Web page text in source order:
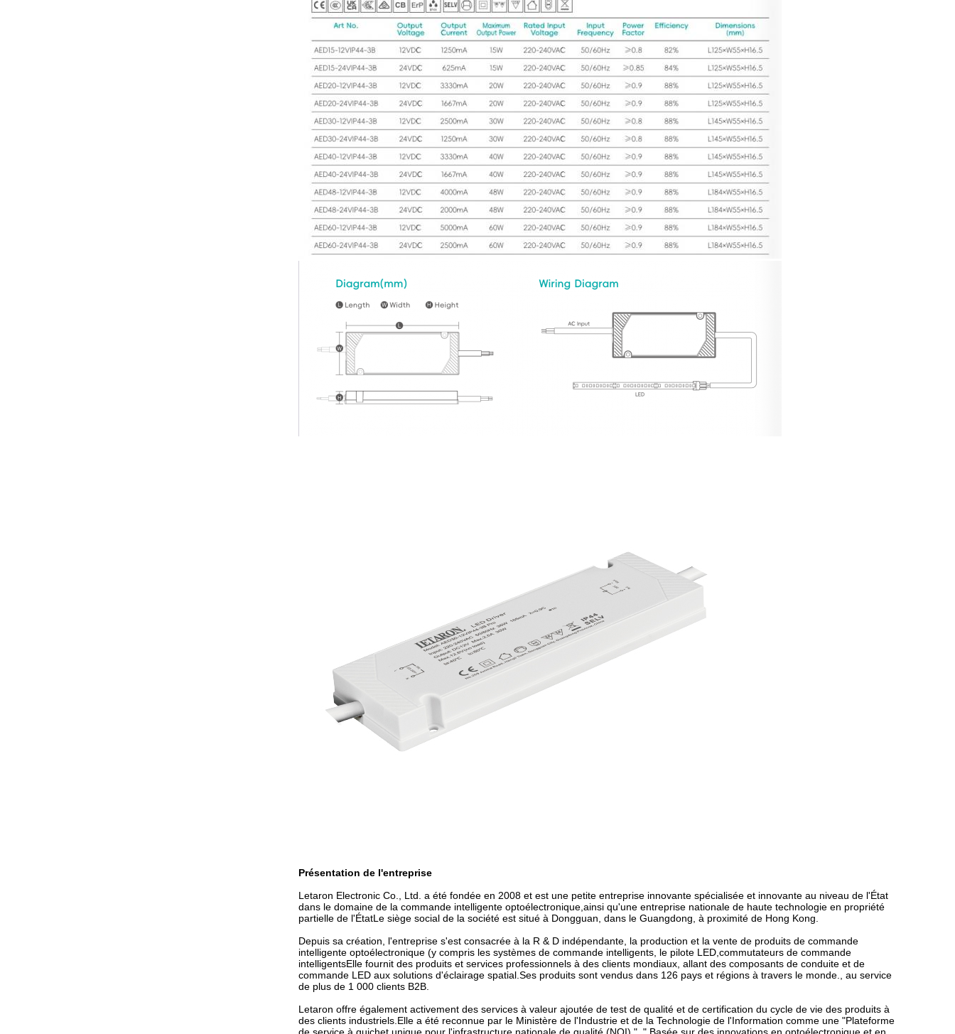
Présentation de l'entreprise
Letaron Electronic Co., Ltd. a été fondée en 2008 et est une petite entreprise innovante spécialisée et innovante au niveau de l'État
dans le domaine de la commande intelligente optoélectronique,ainsi qu'une entreprise nationale de haute technologie en propriété
partielle de l'ÉtatLe siège social de la société est situé à Dongguan, dans le Guangdong, à proximité de Hong Kong.
Depuis sa création, l'entreprise s'est consacrée à la R & D indépendante, la production et la vente de produits de commande
intelligente optoélectronique (y compris les systèmes de commande intelligents, le pilote LED,commutateurs de commande
intelligentsElle fournit des produits et services professionnels à des clients mondiaux, allant des composants de conduite et de
commande LED aux solutions d'éclairage spatial.Ses produits sont vendus dans 126 pays et régions à travers le monde., au service
de plus de 1 000 clients B2B.
Letaron offre également activement des services à valeur ajoutée de test de qualité et de certification du cycle de vie des produits à
des clients industriels.Elle a été reconnue par le Ministère de l'Industrie et de la Technologie de l'Information comme une "Plateforme